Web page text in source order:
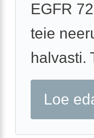
EGFR
teie
halvasti.
Loe